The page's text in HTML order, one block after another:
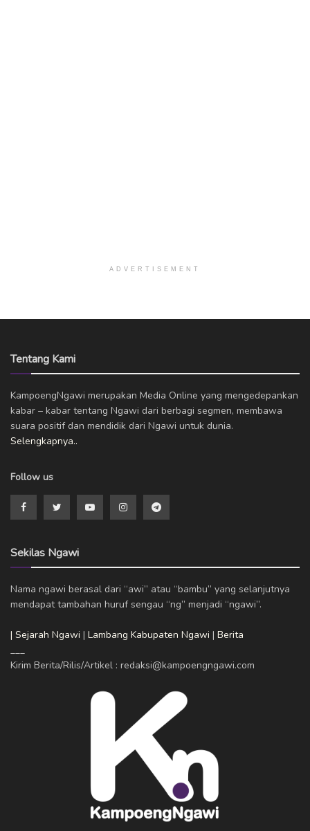
ADVERTISEMENT
Tentang Kami
KampoengNgawi merupakan Media Online yang mengedepankan
kabar – kabar tentang Ngawi dari berbagi segmen, membawa
suara positif dan mendidik dari Ngawi untuk dunia.
Selengkapnya..
Follow us
Sekilas Ngawi
Nama ngawi berasal dari “awi” atau “bambu” yang selanjutnya
mendapat tambahan huruf sengau “ng” menjadi “ngawi”.
| Sejarah Ngawi | Lambang Kabupaten Ngawi | Berita
___
Kirim Berita/Rilis/Artikel : redaksi@kampoengngawi.com